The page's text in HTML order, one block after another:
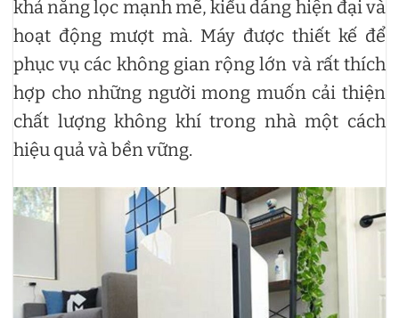
khả năng lọc mạnh mẽ, kiểu dáng hiện đại và
hoạt động mượt mà. Máy được thiết kế để
phục vụ các không gian rộng lớn và rất thích
hợp cho những người mong muốn cải thiện
chất lượng không khí trong nhà một cách
hiệu quả và bền vững.